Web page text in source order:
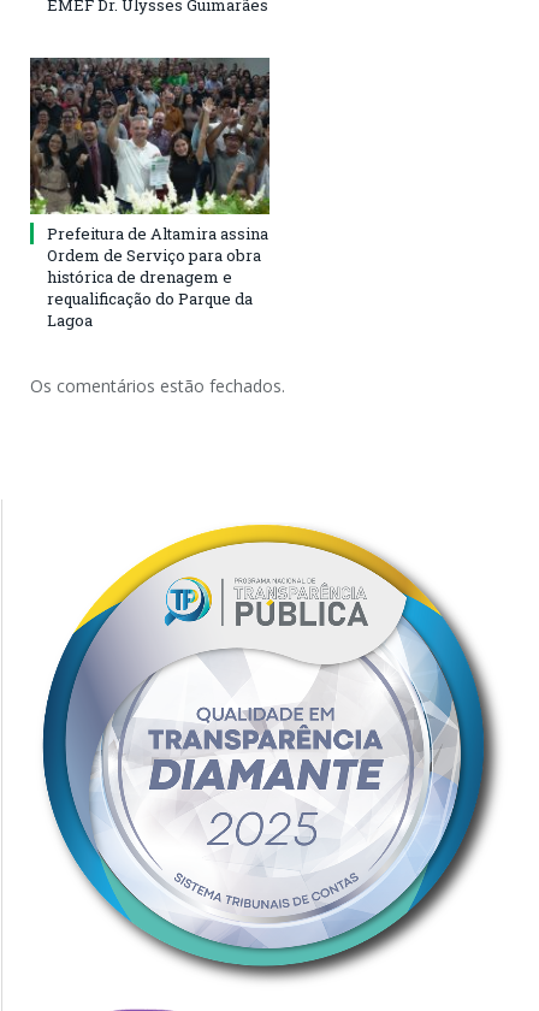
Prefeitura de Altamira assina
Ordem de Serviço para obra
histórica de drenagem e
requalificação do Parque da
Lagoa
Os comentários estão fechados.